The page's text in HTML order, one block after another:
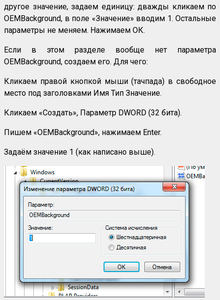
другое значение, задаем единицу: дважды кликаем по
OEMBackground, в поле «Значение» вводим 1. Остальные
параметры не меняем. Нажимаем ОК.
Если в этом разделе вообще нет параметра
OEMBackground, создаем его. Для чего:
Кликаем правой кнопкой мыши (тачпада) в свободное
место под заголовками Имя Тип Значение.
Кликаем «Создать», Параметр DWORD (32 бита).
Пишем «OEMBackground», нажимаем Enter.
Задаём значение 1 (как написано выше).